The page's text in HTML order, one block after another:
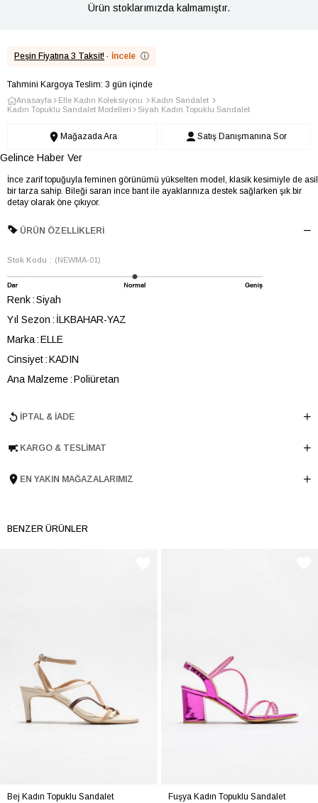
Ürün stoklarımızda kalmamıştır.
Peşin Fiyatına 3 Taksit! · İncele ⓘ
Tahmini Kargoya Teslim: 3 gün içinde
Anasayfa Elle Kadın Koleksiyonu
Kadın Sandalet
Kadın Topuklu Sandalet Modelleri
Siyah Kadın Topuklu Sandalet
Mağazada Ara Satış Danışmanına Sor
Gelince Haber Ver
İnce zarif topuğuyla feminen görünümü yükselten model, klasik kesimiyle de asil
bir tarza sahip. Bileği saran ince bant ile ayaklarınıza destek sağlarken şık bir
detay olarak öne çıkıyor.
ÜRÜN ÖZELLIKLERI
Stok Kodu (NEWMA-01)
Renk Siyah
Yıl Sezon
İLKBAHAR-YAZ
Marka ELLE
Cinsiyet KADIN
Ana Malzeme Poliüretan
Topuk Boyu 10 cm
Tema Party
İPTAL & İADE
KARGO & TESLIMAT
EN YAKIN MAĞAZALARIMIZ
BENZER ÜRÜNLER
Bej Kadın Topuklu Sandalet Fuşya Kadın Topuklu Sandalet